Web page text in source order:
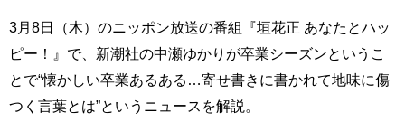
3月8日（木）のニッポン放送の番組『垣花正 あなたとハッ
ピー！』で、新潮社の中瀬ゆかりが卒業シーズンというこ
とで“懐かしい卒業あるある…寄せ書きに書かれて地味に傷
つく言葉とは”というニュースを解説。